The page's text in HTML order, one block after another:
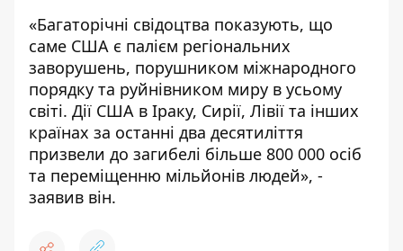
«Багаторічні свідоцтва показують, що
саме США є палієм регіональних
заворушень, порушником міжнародного
порядку та руйнівником миру в усьому
світі. Дії США в Іраку, Сирії, Лівії та інших
країнах за останні два десятиліття
призвели до загибелі більше 800 000 осіб
та переміщенню мільйонів людей», -
заявив він.